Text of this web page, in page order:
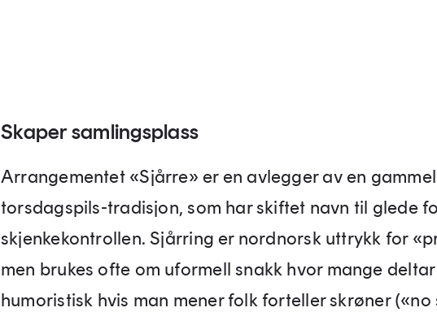
Skaper samlingsplass
Arrangementet «Sjårre» er en avlegger av en gammel
torsdagspils-tradisjon, som har skiftet navn til glede
skjenkekontrollen. Sjårring er nordnorsk uttrykk for
men brukes ofte om uformell snakk hvor mange
humoristisk hvis man mener folk forteller skrøner («no